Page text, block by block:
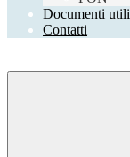
Documenti utili
Contatti